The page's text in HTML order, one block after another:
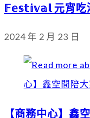
𝔽𝕖𝕤𝕥𝕚𝕧𝕒𝕝 元宵
2024 年 2 月 23 日
【商務中心】鑫